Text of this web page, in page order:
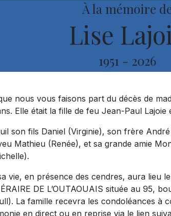
À la mémoire
Lise
1951 - 2026
nous vous faisons part du décès de
Elle était la fille de feu Jean-Paul
son fils Daniel (Virginie), son frère
Mathieu (Renée), et sa grande amie
vie, en présence des cendres, aura lieu
DE L’OUTAOUAIS située au 95,
La famille recevra les condoléances à
en direct ou en reprise via le lien